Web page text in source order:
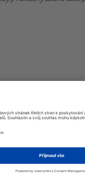
prvky
Konstruktéři
rouno a
výklopnou helmu
větším